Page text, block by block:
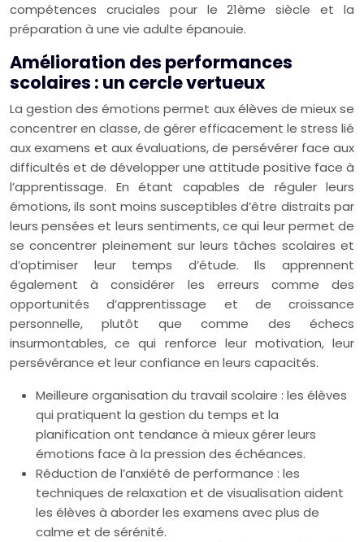
compétences cruciales pour le 21ème siècle et la
préparation à une vie adulte épanouie.
Amélioration des performances
scolaires : un cercle vertueux
La gestion des émotions permet aux élèves de mieux se
concentrer en classe, de gérer efficacement le stress lié
aux examens et aux évaluations, de persévérer face aux
difficultés et de développer une attitude positive face à
l’apprentissage. En étant capables de réguler leurs
émotions, ils sont moins susceptibles d’être distraits par
leurs pensées et leurs sentiments, ce qui leur permet de
se concentrer pleinement sur leurs tâches scolaires et
d’optimiser leur temps d’étude. Ils apprennent
également à considérer les erreurs comme des
opportunités d’apprentissage et de croissance
personnelle, plutôt que comme des échecs
insurmontables, ce qui renforce leur motivation, leur
persévérance et leur confiance en leurs capacités.
Meilleure organisation du travail scolaire : les élèves
qui pratiquent la gestion du temps et la
planification ont tendance à mieux gérer leurs
émotions face à la pression des échéances.
Réduction de l’anxiété de performance : les
techniques de relaxation et de visualisation aident
les élèves à aborder les examens avec plus de
calme et de sérénité.